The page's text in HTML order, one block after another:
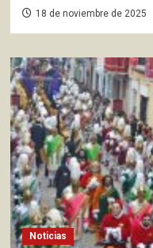
18 de noviembre de 2025
Noticias